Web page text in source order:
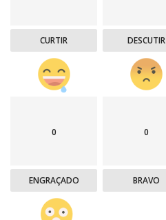
CURTIR DESCUTIR
0
ENGRAÇADO
0
BRAVO